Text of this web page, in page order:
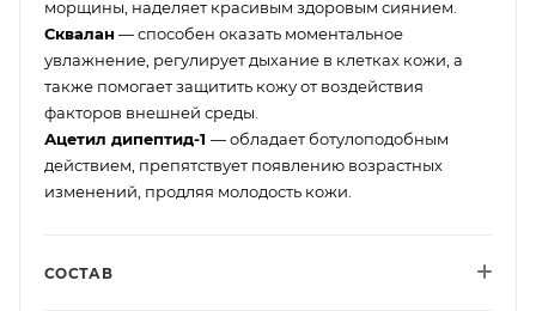
морщины, наделяет красивым здоровым сиянием.
Сквалан — способен оказать моментальное
увлажнение, регулирует дыхание в клетках кожи, а
также помогает защитить кожу от воздействия
факторов внешней среды.
Ацетил дипептид-1 — обладает ботулоподобным
действием, препятствует появлению возрастных
изменений, продляя молодость кожи.
СОСТАВ